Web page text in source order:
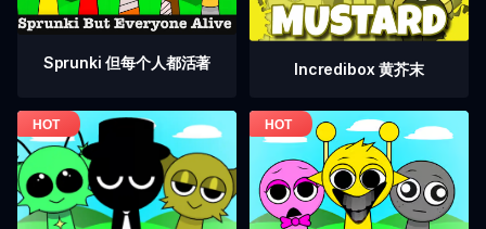
Sprunki 但每个人都活著 Incredibox 黄芥末